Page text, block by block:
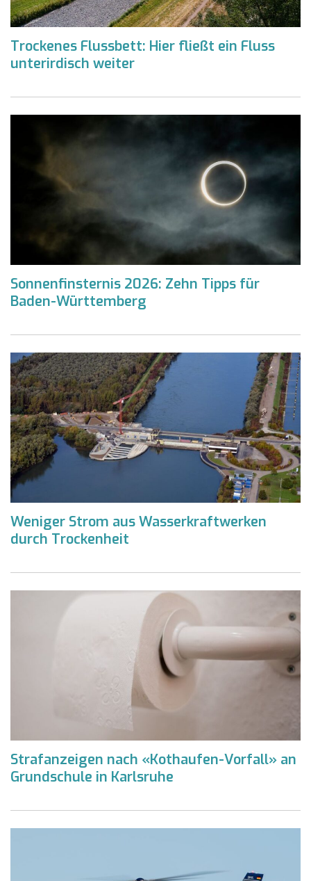
Trockenes Flussbett: Hier fließt ein Fluss
unterirdisch weiter
Sonnenfinsternis 2026: Zehn Tipps für
Baden-Württemberg
Weniger Strom aus Wasserkraftwerken
durch Trockenheit
Strafanzeigen nach «Kothaufen-Vorfall» an
Grundschule in Karlsruhe